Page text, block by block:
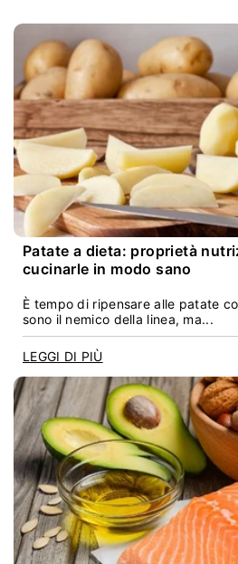
Patate a dieta: proprietà
cucinarle in modo sano
È tempo di ripensare alle patate
sono il nemico della linea, ma...
LEGGI DI PIÙ